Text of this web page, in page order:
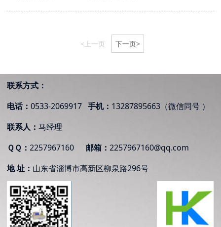
<上一页 下一页>
联系方式：
电话：0533-2069917手机： 13287895663（微信同号 ）
联系人：马经理
ＱＱ：2257967160 邮箱：2257967160@qq.com
地 址： 山东省淄博市高新区柳泉路296号